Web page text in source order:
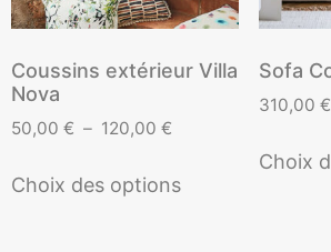
Coussins extérieur Villa
Nova
50,00 € – 120,00 €
Choix des options
Sofa
310,00 €
Choix